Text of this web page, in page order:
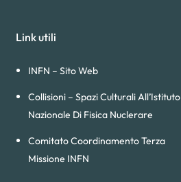
Link utili
INFN – Sito Web
Collisioni – Spazi Culturali All’Istituto
Nazionale Di Fisica Nuclerare
Comitato Coordinamento Terza
Missione INFN